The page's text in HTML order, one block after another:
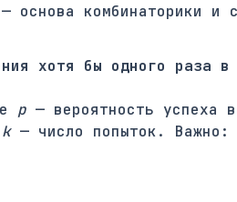
основа комбинаторики и
хотя бы одного раза
p — вероятность успеха
k— число попыток. Важно: